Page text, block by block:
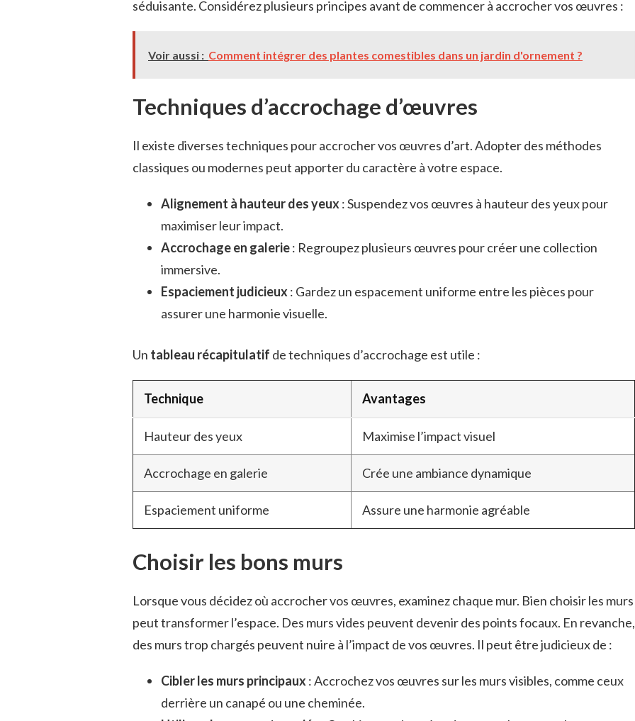
séduisante. Considérez plusieurs principes avant de commencer à accrocher vos œuvres :
Voir aussi : Comment intégrer des plantes comestibles dans un jardin d'ornement ?
Techniques d’accrochage d’œuvres
Il existe diverses techniques pour accrocher vos œuvres d’art. Adopter des méthodes
classiques ou modernes peut apporter du caractère à votre espace.
Alignement à hauteur des yeux : Suspendez vos œuvres à hauteur des yeux pour
maximiser leur impact.
Accrochage en galerie: Regroupez plusieurs œuvres pour créer une collection
immersive.
Espaciement judicieux : Gardez un espacement uniforme entre les pièces pour
assurer une harmonie visuelle.
Un tableau récapitulatif de techniques d’accrochage est utile :
Technique Avantages
Hauteur des yeux Maximise l’impact visuel
Accrochage en galerie Crée une ambiance dynamique
Espaciement uniforme Assure une harmonie agréable
Choisir les bons murs
Lorsque vous décidez où accrocher vos œuvres, examinez chaque mur. Bien choisir les murs
peut transformer l’espace. Des murs vides peuvent devenir des points focaux. En revanche,
des murs trop chargés peuvent nuire à l’impact de vos œuvres. Il peut être judicieux de :
Cibler les murs principaux : Accrochez vos œuvres sur les murs visibles, comme ceux
derrière un canapé ou une cheminée.